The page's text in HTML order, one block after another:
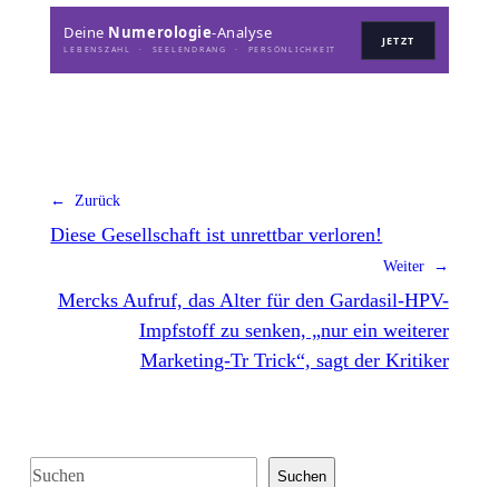
Deine Numerologie-Analyse
LEBENSZAHL · SEELENDRANG · PERSÖNLICHKEIT
JETZT
← Zurück
Diese Gesellschaft ist unrettbar verloren!
Weiter →
Mercks Aufruf, das Alter für den Gardasil-HPV-
Impfstoff zu senken, „nur ein weiterer
Marketing-Tr Trick“, sagt der Kritiker
S
Suchen